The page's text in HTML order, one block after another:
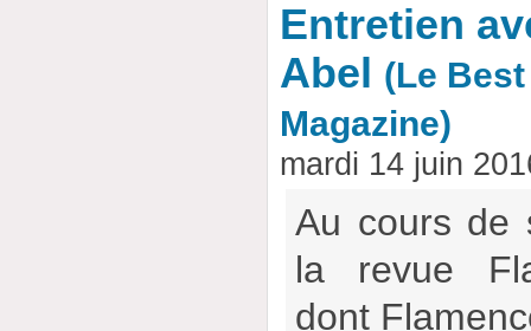
Entretien
Abel
(Le
Magazine)
mardi 14 juin
Au cours de
la revue
dont